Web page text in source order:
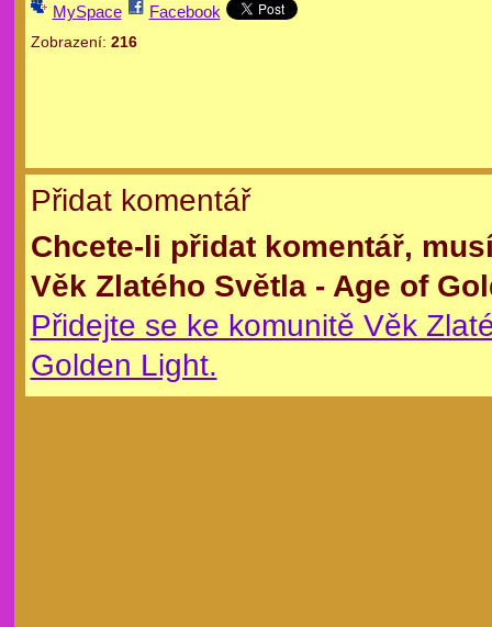
MySpace Facebook
Zobrazení: 216
Přidat komentář
Chcete-li přidat komentář,
Věk Zlatého Světla - Age of
Přidejte se ke komunitě Věk
Golden Light.